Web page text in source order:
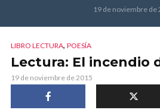
19 de noviembre de
LIBRO LECTURA, POESÍA
Lectura: El incendio
19 de noviembre de 2015